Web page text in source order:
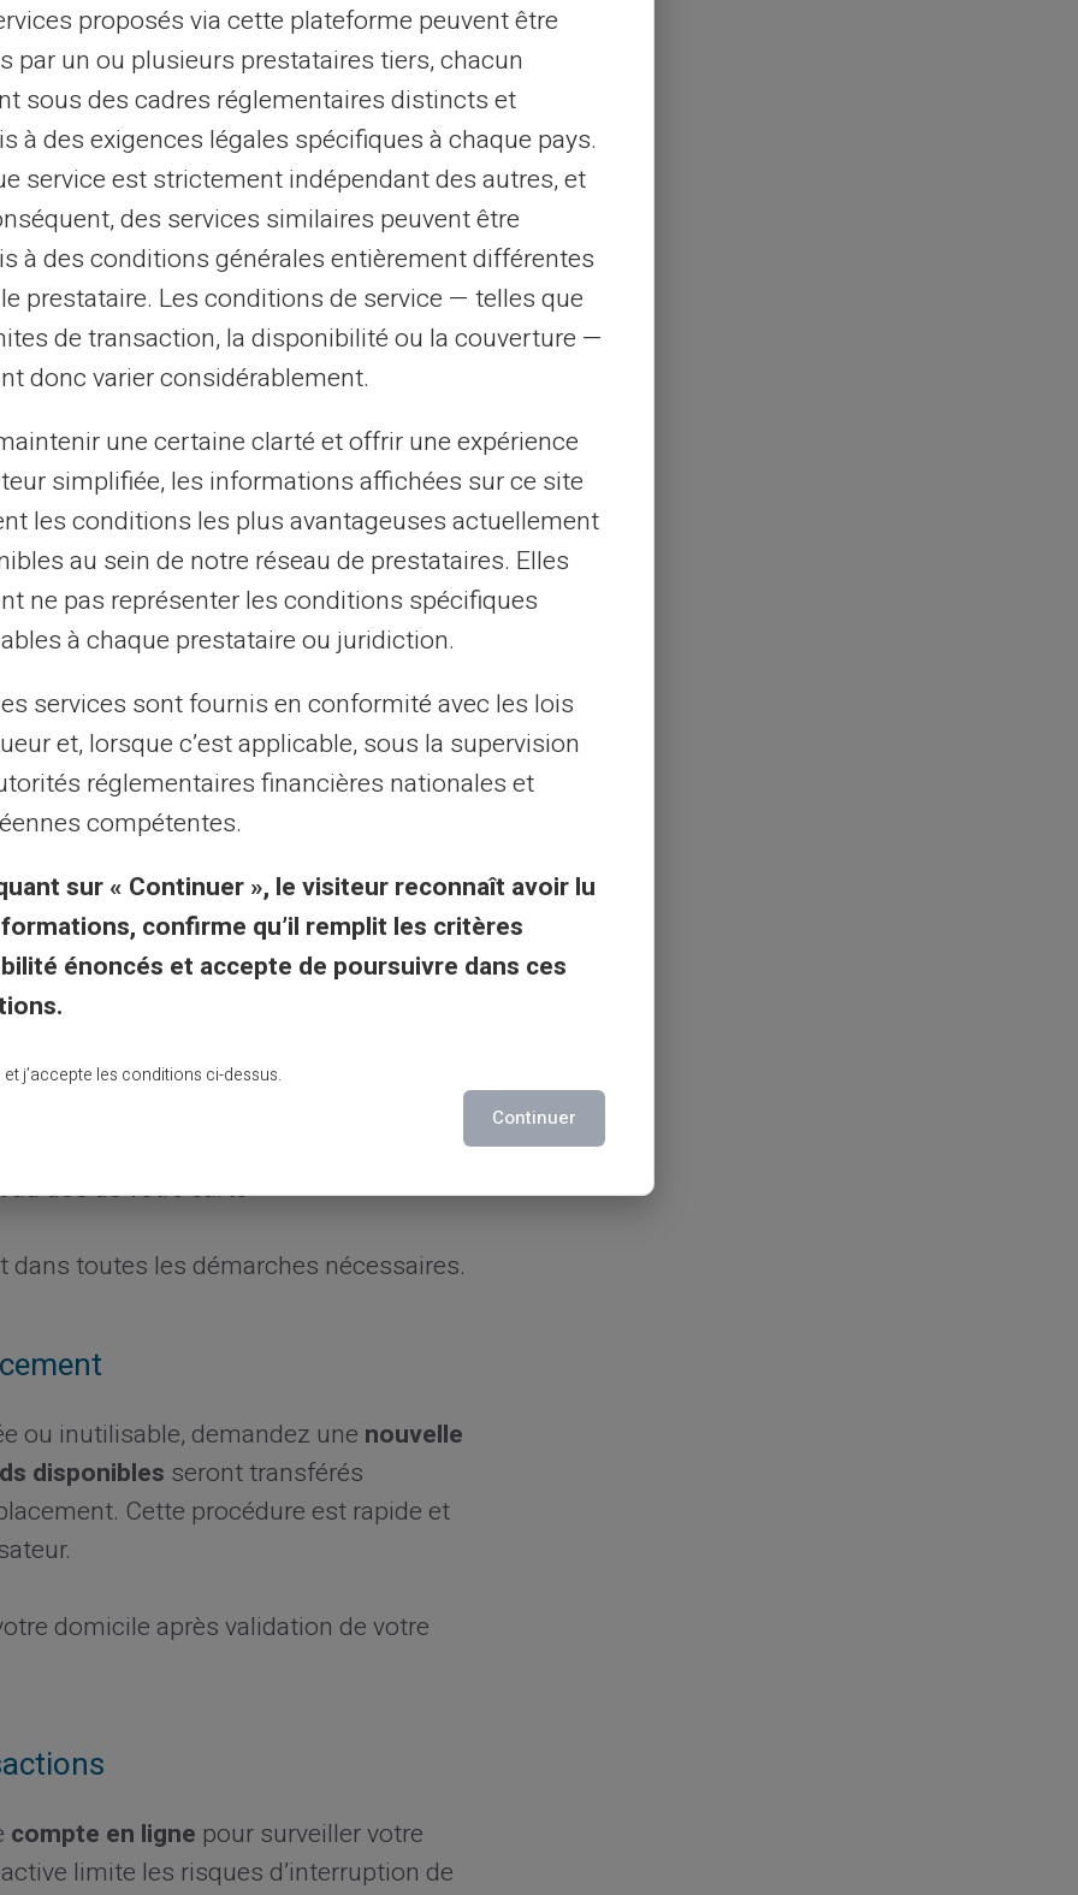
de fraude
de sécurité en cas de détection
ce blocage volontairement, la
Contactez notre équipe pourvérifier
sécurité.
usage frauduleux ou perte de votre
indiquée directement sur le support.
de fonctionner et nécessite un
date pour éviter une interruption
cartesera automatiquement envoyée,
continuité dans vos transactions.
le problème ?
résoudre tous les problèmes liés à votre
canaux :
documentée
votre espace client
dos de votre carte
toutes les démarches nécessaires.
ou inutilisable, demandez une nouvelle
disponibles seront transférés
Cette procédure est rapide et
domicile après validation de votre
compte en ligne pour surveiller votre
limite les risques d’interruption de
proposés via cette plateforme peuvent être
par un ou plusieurs prestataires tiers, chacun
sous des cadres réglementaires distincts et
à des exigences légales spécifiques à chaque pays.
service est strictement indépendant des autres, et
des services similaires peuvent être
à des conditions générales entièrement différentes
prestataire. Les conditions de service — telles que
de transaction, la disponibilité ou la couverture —
donc varier considérablement.
une certaine clarté et offrir une expérience
simplifiée, les informations affichées sur ce site
les conditions les plus avantageuses actuellement
au sein de notre réseau de prestataires. Elles
ne pas représenter les conditions spécifiques
à chaque prestataire ou juridiction.
services sont fournis en conformité avec les lois
et, lorsque c’est applicable, sous la supervision
réglementaires financières nationales et
compétentes.
sur « Continuer », le visiteur reconnaît avoir lu
confirme qu’il remplit les critères
énoncés et accepte de poursuivre dans ces
et j’accepte les conditions ci-dessus.
Continuer